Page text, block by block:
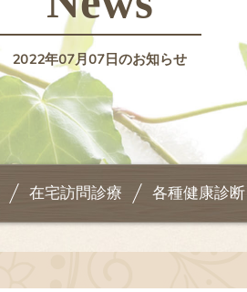
2022年07月07日のお知らせ
在宅訪問診療 各種健康診断